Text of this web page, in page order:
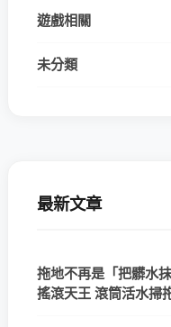
遊戲相關
未分類
最新文章
拖地不再是「把髒水
搖滾天王 滾筒活水掃